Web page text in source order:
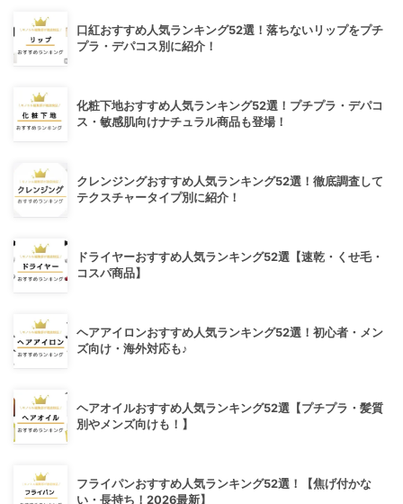
口紅おすすめ人気ランキング52選！落ちないリップをプチ
プラ・デパコス別に紹介！
化粧下地おすすめ人気ランキング52選！プチプラ・デパコ
ス・敏感肌向けナチュラル商品も登場！
クレンジングおすすめ人気ランキング52選！徹底調査して
テクスチャータイプ別に紹介！
ドライヤーおすすめ人気ランキング52選【速乾・くせ毛・
コスパ商品】
ヘアアイロンおすすめ人気ランキング52選！初心者・メン
ズ向け・海外対応も♪
ヘアオイルおすすめ人気ランキング52選【プチプラ・髪質
別やメンズ向けも！】
フライパンおすすめ人気ランキング52選！【焦げ付かな
い・長持ち！2026最新】